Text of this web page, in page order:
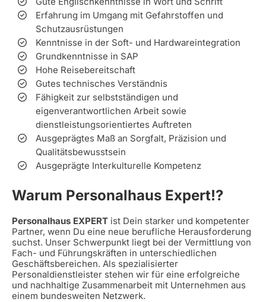
Erfahrung im Umgang mit Gefahrstoffen und
Schutzausrüstungen
Kenntnisse in der Soft- und Hardwareintegration
Grundkenntnisse in SAP
Hohe Reisebereitschaft
Gutes technisches Verständnis
Fähigkeit zur selbstständigen und
eigenverantwortlichen Arbeit sowie
dienstleistungsorientiertes Auftreten
Ausgeprägtes Maß an Sorgfalt, Präzision und
Qualitätsbewusstsein
Ausgeprägte Interkulturelle Kompetenz
Warum Personalhaus Expert!?
Personalhaus EXPERT ist Dein starker und kompetenter
Partner, wenn Du eine neue berufliche Herausforderung
suchst. Unser Schwerpunkt liegt bei der Vermittlung von
Fach- und Führungskräften in unterschiedlichen
Geschäftsbereichen. Als spezialisierter
Personaldienstleister stehen wir für eine erfolgreiche
und nachhaltige Zusammenarbeit mit Unternehmen aus
einem bundesweiten Netzwerk.